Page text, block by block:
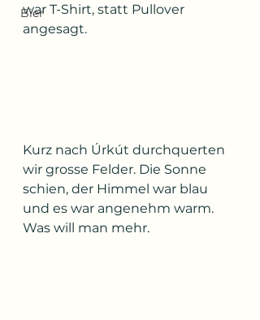
Bier
war T-Shirt, statt Pullover
angesagt.
Kurz nach Úrkút durchquerten
wir grosse Felder. Die Sonne
schien, der Himmel war blau
und es war angenehm warm.
Was will man mehr.